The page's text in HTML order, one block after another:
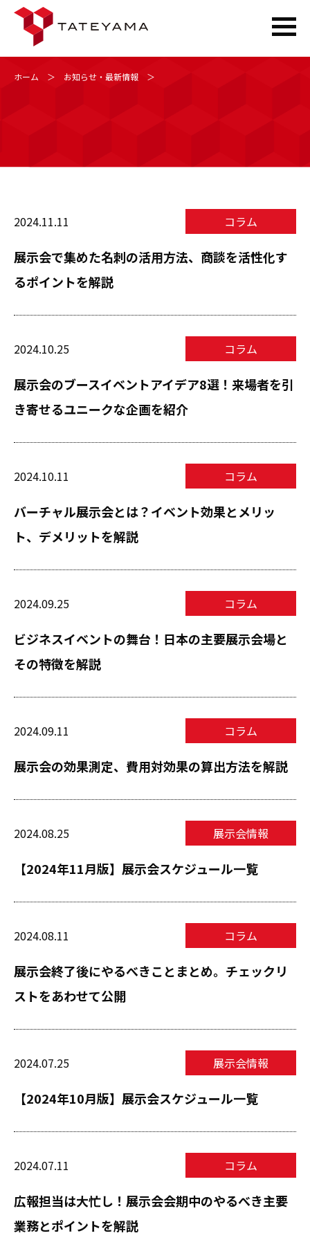
ホーム ＞ お知らせ・最新情報 ＞
2024.11.11 コラム
展示会で集めた名刺の活用方法、商談を活性化す
るポイントを解説
2024.10.25 コラム
展示会のブースイベントアイデア8選！来場者を引
き寄せるユニークな企画を紹介
2024.10.11 コラム
バーチャル展示会とは？イベント効果とメリッ
ト、デメリットを解説
2024.09.25 コラム
ビジネスイベントの舞台！日本の主要展示会場と
その特徴を解説
2024.09.11 コラム
展示会の効果測定、費用対効果の算出方法を解説
2024.08.25 展示会情報
【2024年11月版】展示会スケジュール一覧
2024.08.11 コラム
展示会終了後にやるべきことまとめ。チェックリ
ストをあわせて公開
2024.07.25 展示会情報
【2024年10月版】展示会スケジュール一覧
2024.07.11 コラム
広報担当は大忙し！展示会会期中のやるべき主要
業務とポイントを解説